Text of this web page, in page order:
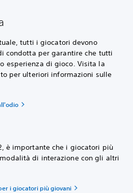
tutti i giocatori devono
condotta per garantire che tutti
esperienza di gioco. Visita la
per ulteriori informazioni sulle
è importante che i giocatori più
di interazione con gli altri
i giocatori più giovani